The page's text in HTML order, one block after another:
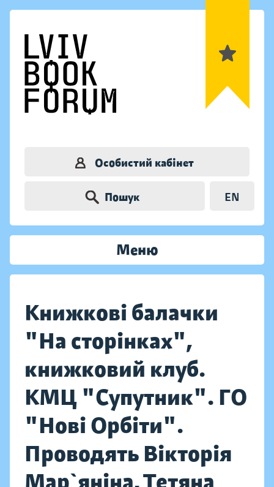
Особистий кабінет
Пошук EN
Меню
Книжкові балачки
"На сторінках",
книжковий клуб.
КМЦ "Супутник". ГО
"Нові Орбіти".
Проводять Вікторія